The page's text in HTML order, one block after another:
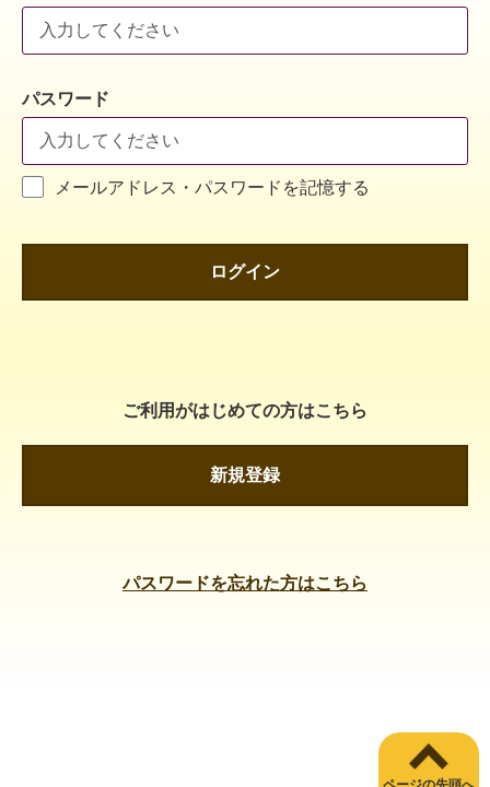
パスワード
メールアドレス・パスワードを記憶する
ログイン
ご利用がはじめての方はこちら
新規登録
パスワードを忘れた方はこちら